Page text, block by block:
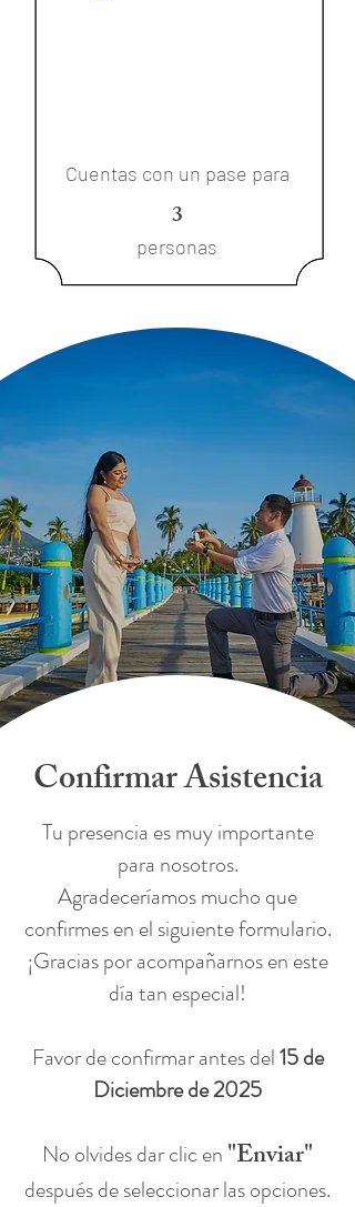
Cuentas con un pase para
3
personas
Confirmar Asistencia
Tu presencia es muy importante
para nosotros.
Agradeceríamos mucho que
confirmes en el siguiente formulario.
¡Gracias por acompañarnos en este
día tan especial!
Favor de confirmar antes del15 de
Diciembre de 2025
No olvides dar clic en "Enviar"
después de seleccionar las opciones.